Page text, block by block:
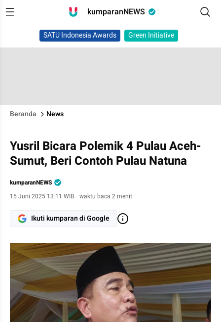
kumparanNEWS
SATU Indonesia Awards Green Initiative
Beranda News
Yusril Bicara Polemik 4 Pulau Aceh-
Sumut, Beri Contoh Pulau Natuna
kumparanNEWS
15 Juni 2025 13:11 WIB · waktu baca 2 menit
Ikuti kumparan di Google